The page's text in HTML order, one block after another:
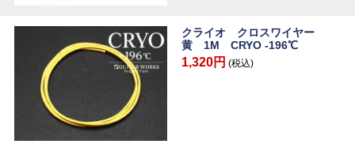
クライオ クロスワイヤー
黄 1M CRYO -196℃
1,320円 (税込)